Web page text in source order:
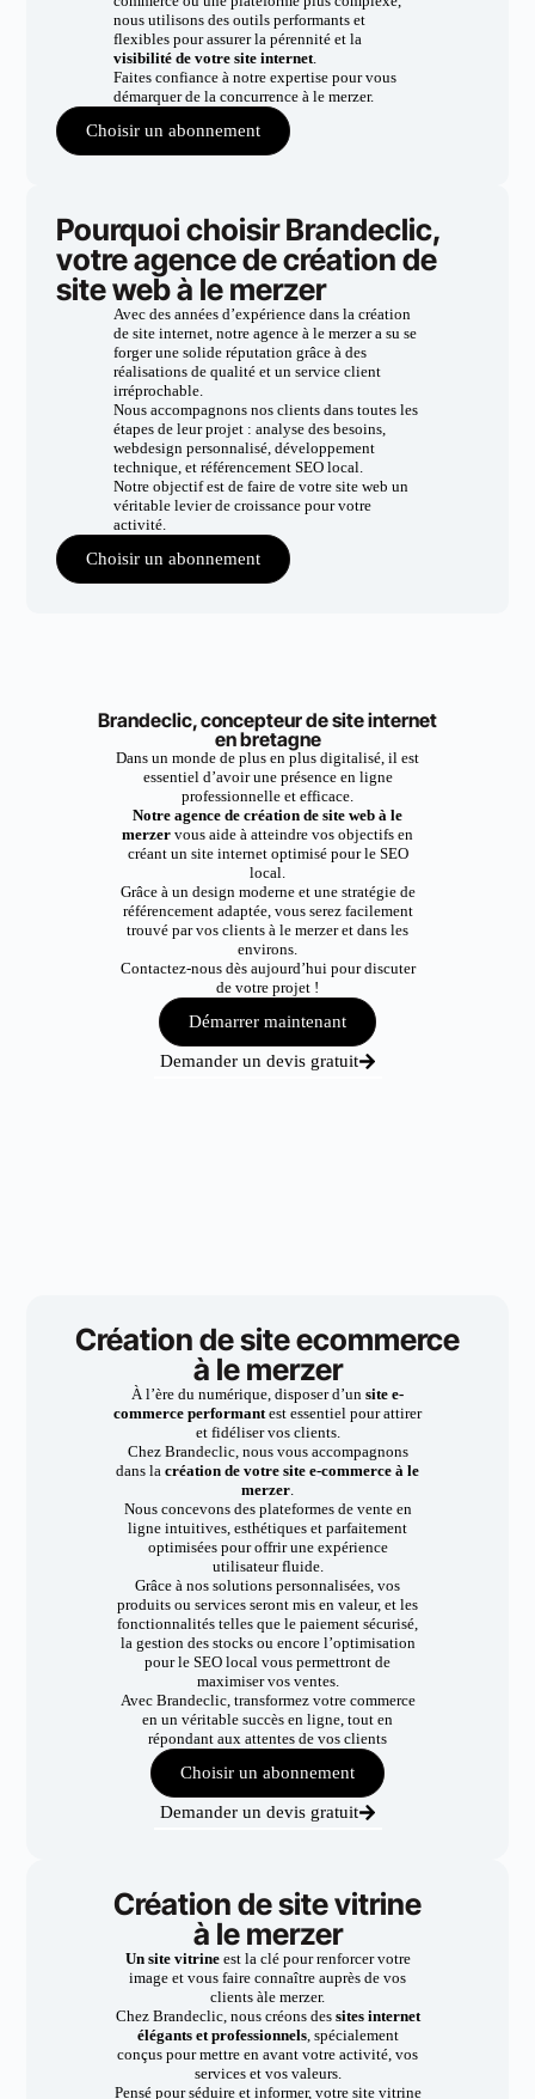
nous utilisons des outils performants et
flexibles pour assurer la pérennité et la
visibilité de votre site internet.
Faites confiance à notre expertise pour vous
démarquer de la concurrence à le merzer.
Choisir un abonnement
Pourquoi choisir Brandeclic,
votre agence de création de
site web à le merzer
Avec des années d’expérience dans la création
de site internet, notre agence à le merzer a su se
forger une solide réputation grâce à des
réalisations de qualité et un service client
irréprochable.
Nous accompagnons nos clients dans toutes les
étapes de leur projet : analyse des besoins,
webdesign personnalisé, développement
technique, et référencement SEO local.
Notre objectif est de faire de votre site web un
véritable levier de croissance pour votre
activité.
Choisir un abonnement
Brandeclic, concepteur de site internet
en bretagne
Dans un monde de plus en plus digitalisé, il est
essentiel d’avoir une présence en ligne
professionnelle et efficace.
Notre agence de création de site web à le
merzer vous aide à atteindre vos objectifs en
créant un site internet optimisé pour le SEO
local.
Grâce à un design moderne et une stratégie de
référencement adaptée, vous serez facilement
trouvé par vos clients à le merzer et dans les
environs.
Contactez-nous dès aujourd’hui pour discuter
de votre projet !
Démarrer maintenant
Demander un devis gratuit
Création de site ecommerce
à le merzer
À l’ère du numérique, disposer d’un site e-
commerce performantest essentiel pour attirer
et fidéliser vos clients.
Chez Brandeclic, nous vous accompagnons
dans la création de votre site e-commerce à le
merzer.
Nous concevons des plateformes de vente en
ligne intuitives, esthétiques et parfaitement
optimisées pour offrir une expérience
utilisateur fluide.
Grâce à nos solutions personnalisées, vos
produits ou services seront mis en valeur, et les
fonctionnalités telles que le paiement sécurisé,
la gestion des stocks ou encore l’optimisation
pour le SEO local vous permettront de
maximiser vos ventes.
Avec Brandeclic, transformez votre commerce
en un véritable succès en ligne, tout en
répondant aux attentes de vos clients
Choisir un abonnement
Demander un devis gratuit
Création de site vitrine
à le merzer
Un site vitrineest la clé pour renforcer votre
image et vous faire connaître auprès de vos
clients àle merzer.
Chez Brandeclic, nous créons dessites internet
élégants et professionnels, spécialement
conçus pour mettre en avant votre activité, vos
services et vos valeurs.
Pensé pour séduire et informer, votre site vitrine